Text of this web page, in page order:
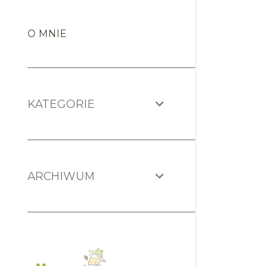
O MNIE
KATEGORIE
ARCHIWUM